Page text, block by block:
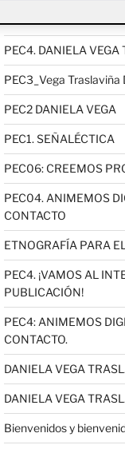
ACTIFOLIO
PEC4. DANIELA VEGA
PEC3_Vega Traslaviña
PEC2 DANIELA VEGA
PEC1. SEÑALÉCTICA
PEC06: CREEMOS
PEC04. ANIMEMOS
CONTACTO
ETNOGRAFÍA PARA
PEC4. ¡VAMOS AL
PUBLICACIÓN!
PEC4: ANIMEMOS
CONTACTO.
DANIELA VEGA
DANIELA VEGA
Bienvenidos y